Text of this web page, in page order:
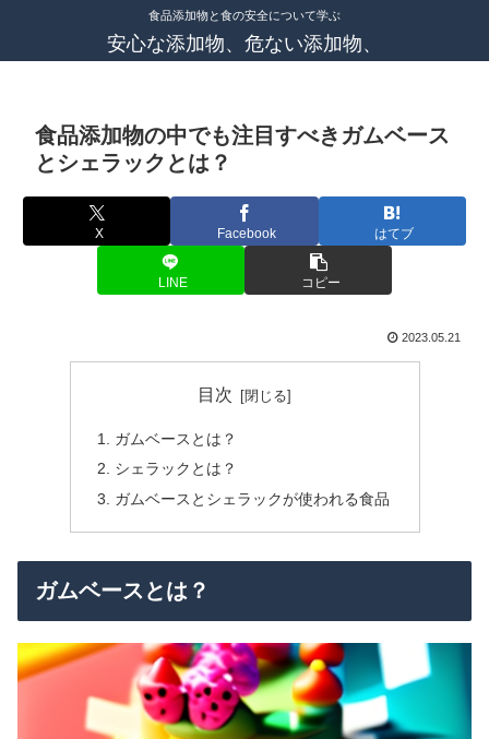
食品添加物と食の安全について学ぶ
安心な添加物、危ない添加物、
食品添加物の中でも注目すべきガムベース
とシェラックとは？
X Facebook はてブ
LINE コピー
2023.05.21
目次
ガムベースとは？
シェラックとは？
ガムベースとシェラックが使われる食品
ガムベースとは？